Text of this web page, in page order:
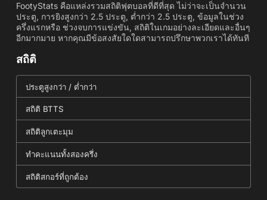
FootyStats คือแหล่งรวมสถิติฟุตบอลที่ดีที่สุด ไม่ว่าจะเป็นจำนวน
ประตู, การยิงสูงกว่า 2.5 ประตู, ต่ำกว่า 2.5 ประตู, ข้อมูลในช่วง
ครึ่งแรกหรือ ช่วงจบการแข่งขัน, สถิติในเกมอย่างละเอียดและอื่นๆ
อีกมากมาย หากคุณมีข้อสงสัยใดใดสามารถปรึกษาพวกเราได้ทันที
สถิติ
ประตูสูงกว่า / ต่ำกว่า
สถิติ BTTS
สถิติลูกเตะมุม
ทำคะแนนทั้งสองครึ่ง
สถิติสกอร์ที่ถูกต้อง